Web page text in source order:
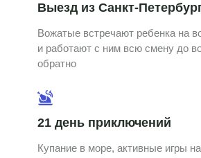
Выезд из Санкт-
Вожатые встречают ребенка на
и работают с ним всю смену до
обратно
21 день приключений
Купание в море, активные игры